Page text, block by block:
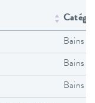
Bains
Bains
Bains